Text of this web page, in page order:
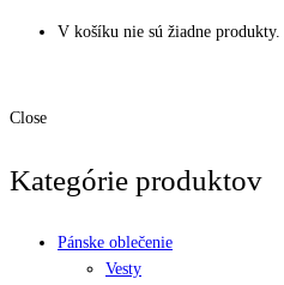
V košíku nie sú žiadne produkty.
Close
Kategórie produktov
Pánske oblečenie
Vesty